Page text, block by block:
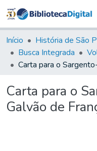
Início História de São
Busca Integrada
Carta para o
Galvão de